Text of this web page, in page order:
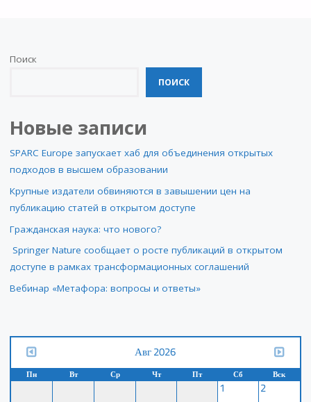
Поиск
ПОИСК
Новые записи
SPARC Europe запускает хаб для объединения открытых
подходов в высшем образовании
Крупные издатели обвиняются в завышении цен на
публикацию статей в открытом доступе
Гражданская наука: что нового?
Springer Nature сообщает о росте публикаций в открытом
доступе в рамках трансформационных соглашений
Вебинар «Метафора: вопросы и ответы»
Авг 2026
Пн Вт Ср Чт Пт Сб Вск
1 2